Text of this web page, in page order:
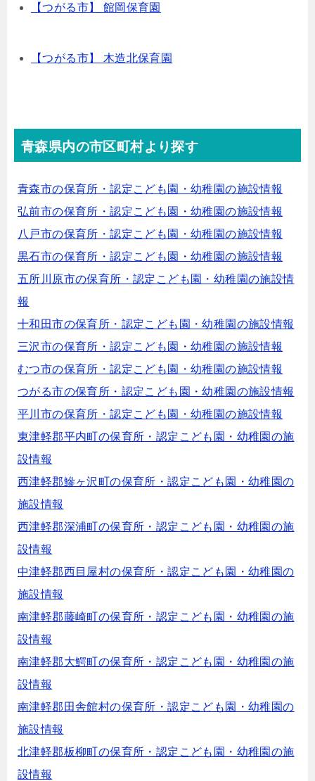
【つがる市】 館岡保育園
【つがる市】 木造北保育園
青森県内の市区町村より探す
青森市の保育所・認定こども園・幼稚園の施設情報
弘前市の保育所・認定こども園・幼稚園の施設情報
八戸市の保育所・認定こども園・幼稚園の施設情報
黒石市の保育所・認定こども園・幼稚園の施設情報
五所川原市の保育所・認定こども園・幼稚園の施設情
報
十和田市の保育所・認定こども園・幼稚園の施設情報
三沢市の保育所・認定こども園・幼稚園の施設情報
むつ市の保育所・認定こども園・幼稚園の施設情報
つがる市の保育所・認定こども園・幼稚園の施設情報
平川市の保育所・認定こども園・幼稚園の施設情報
東津軽郡平内町の保育所・認定こども園・幼稚園の施
設情報
西津軽郡鰺ヶ沢町の保育所・認定こども園・幼稚園の
施設情報
西津軽郡深浦町の保育所・認定こども園・幼稚園の施
設情報
中津軽郡西目屋村の保育所・認定こども園・幼稚園の
施設情報
南津軽郡藤崎町の保育所・認定こども園・幼稚園の施
設情報
南津軽郡大鰐町の保育所・認定こども園・幼稚園の施
設情報
南津軽郡田舎館村の保育所・認定こども園・幼稚園の
施設情報
北津軽郡板柳町の保育所・認定こども園・幼稚園の施
設情報